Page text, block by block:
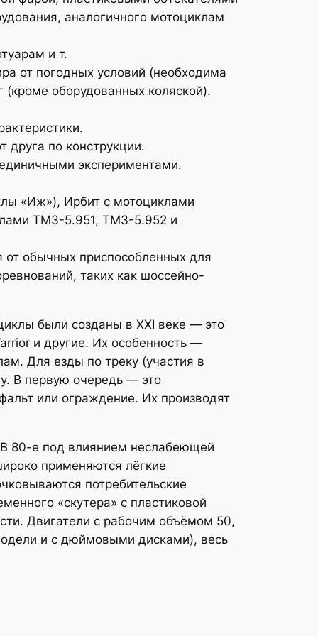
аналогичного мотоциклам
и т.
от погодных условий (необходима
оборудованных коляской).
друга по конструкции.
экспериментами.
«Иж»), Ирбит с мотоциклами
ТМЗ-5.951, ТМЗ-5.952 и
обычных приспособленных для
таких как шоссейно-
были созданы в XXI веке — это
и другие. Их особенность —
Для езды по треку (участия в
В первую очередь — это
или ограждение. Их производят
В 80-е под влиянием неслабеющей
применяются лёгкие
потребительские
«скутера» с пластиковой
Двигатели с рабочим объёмом 50,
и с дюймовыми дисками), весь